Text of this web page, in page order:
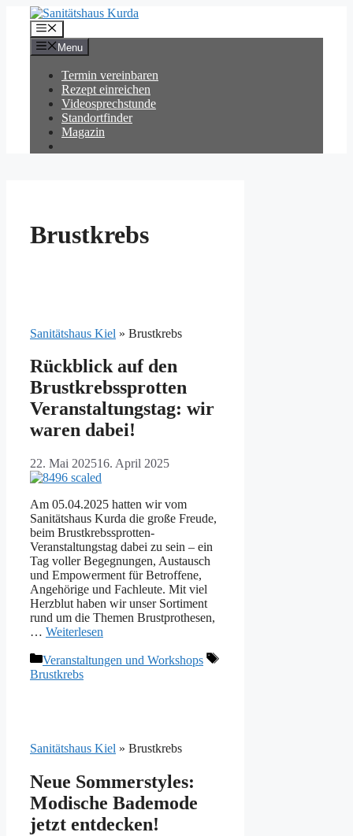
Inhalt
springen
Menü
Menu
Termin vereinbaren
Rezept einreichen
Videosprechstunde
Standortfinder
Magazin
Brustkrebs
Sanitätshaus Kiel » Brustkrebs
Rückblick auf den
Brustkrebssprotten
Veranstaltungstag: wir
waren dabei!
22. Mai 202516. April 2025
Am 05.04.2025 hatten wir vom
Sanitätshaus Kurda die große Freude,
beim Brustkrebssprotten-
Veranstaltungstag dabei zu sein – ein
Tag voller Begegnungen, Austausch
und Empowerment für Betroffene,
Angehörige und Fachleute. Mit viel
Herzblut haben wir unser Sortiment
rund um die Themen Brustprothesen,
… Weiterlesen
Kategorien
Veranstaltungen und Workshops
Schlagwörter
Brustkrebs
Sanitätshaus Kiel » Brustkrebs
Neue Sommerstyles:
Modische Bademode
jetzt entdecken!